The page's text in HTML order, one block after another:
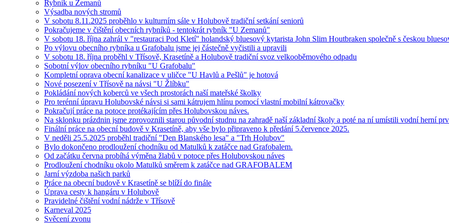
Rybník u Zemanů
Výsadba nových stromů
V sobotu 8.11.2025 proběhlo v kulturním sále v Holubově tradiční setkání seniorů
Pokračujeme v čištění obecních rybníků - tentokrát rybník "U Zemanů"
V sobotu 18. října zahrál v "restauraci Pod Kletí" holandský bluesový kytarista John Slim Houtbraken společně s českou
Po výlovu obecního rybníka u Grafobalu jsme jej částečně vyčistili a upravili
V sobotu 18. října proběhl v Třísově, Krasetíně a Holubově tradiční svoz velkooběmového odpadu
Sobotní výlov obecního rybníku "U Grafobalu"
Kompletní oprava obecní kanalizace v uličce "U Havlů a Pešlů" je hotová
Nové posezení v Třísově na návsi "U Žlíbku"
Pokládání nových koberců ve všech prostorách naší mateřské školky
Pro terénní úpravu Holubovské návsi si sami kátrujem hlínu pomocí vlastní mobilní kátrovačky
Pokračují práce na potoce protékajícím přes Holubovskou náves.
Na sklonku prázdnin jsme zprovoznili starou původní studnu na zahradě naší základní školy a poté na ní umístili vodní herní
Finální práce na obecní budově v Krasetíně, aby vše bylo připraveno k předání 5.července 2025.
V neděli 25.5.2025 proběhl tradiční "Den Blanského lesa" a "Trh Holubov"
Bylo dokončeno prodloužení chodníku od Matulků k zatáčce nad Grafobalem.
Od začátku června probíhá výměna žlabů v potoce přes Holubovskou náves
Prodloužení chodníku okolo Matulků směrem k zatáčce nad GRAFOBALEM
Jarní výzdoba našich parků
Práce na obecní budově v Krasetíně se blíží do finále
Úprava cesty k hangáru v Holubově
Pravidelné čištění vodní nádrže v Třísově
Karneval 2025
Svěcení zvonu